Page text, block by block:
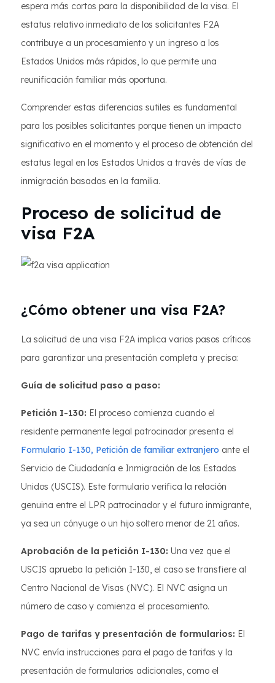
espera más cortos para la disponibilidad de la visa. El
estatus relativo inmediato de los solicitantes F2A
contribuye a un procesamiento y un ingreso a los
Estados Unidos más rápidos, lo que permite una
reunificación familiar más oportuna.
Comprender estas diferencias sutiles es fundamental
para los posibles solicitantes porque tienen un impacto
significativo en el momento y el proceso de obtención del
estatus legal en los Estados Unidos a través de vías de
inmigración basadas en la familia.
Proceso de solicitud de
visa F2A
¿Cómo obtener una visa F2A?
La solicitud de una visa F2A implica varios pasos críticos
para garantizar una presentación completa y precisa:
Guía de solicitud paso a paso:
Petición I-130: El proceso comienza cuando el
residente permanente legal patrocinador presenta el
Formulario I-130, Petición de familiar extranjero ante el
Servicio de Ciudadanía e Inmigración de los Estados
Unidos (USCIS). Este formulario verifica la relación
genuina entre el LPR patrocinador y el futuro inmigrante,
ya sea un cónyuge o un hijo soltero menor de 21 años.
Aprobación de la petición I-130: Una vez que el
USCIS aprueba la petición I-130, el caso se transfiere al
Centro Nacional de Visas (NVC). El NVC asigna un
número de caso y comienza el procesamiento.
Pago de tarifas y presentación de formularios: El
NVC envía instrucciones para el pago de tarifas y la
presentación de formularios adicionales, como el